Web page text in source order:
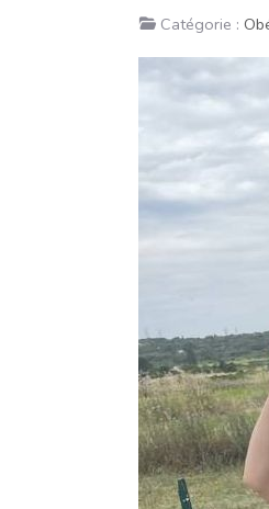
Catégorie :